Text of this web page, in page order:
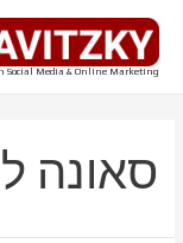
דילוג
לתוכן
Social Media & Online Marketing
סאונה